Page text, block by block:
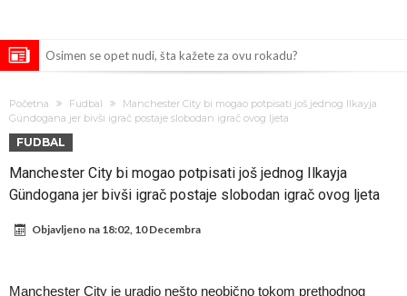
Osimen se opet nudi, šta kažete za ovu rokadu?
Sada je jasno zašto je došao: “Luda” klauzula iz Salahovog ugovora s
Turcima je otkrivena
Predsjednik velikana otkrio pregovore sa Dušanom Vlahovićem
Ronaldo objavio slike iz garaže. “Moje igračke”
Početna Fudbal
Manchester City bi mogao potpisati još jednog Ilkayja
Gündogana jer bivši igrač postaje slobodan igrač ovog ljeta
FUDBAL
Manchester City bi mogao potpisati još jednog Ilkayja
Gündogana jer bivši igrač postaje slobodan igrač ovog ljeta
Objavljeno na 18:02, 10 Decembra
Manchester City je uradio nešto neobično tokom prethodnog